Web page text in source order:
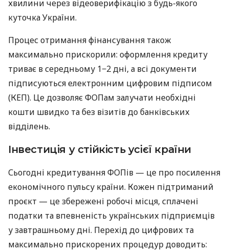
хвилини через відеоверифікацію з будь-якого
куточка України.
Процес отримання фінансування також
максимально прискорили: оформлення кредиту
триває в середньому 1−2 дні, а всі документи
підписуються електронним цифровим підписом
(КЕП). Це дозволяє ФОПам залучати необхідні
кошти швидко та без візитів до банківських
відділень.
Інвестиція у стійкість усієї країни
Сьогодні кредитування ФОПів — це про посилення
економічного пульсу країни. Кожен підтриманий
проєкт — це збережені робочі місця, сплачені
податки та впевненість українських підприємців
у завтрашньому дні. Перехід до цифрових та
максимально прискорених процедур доводить: